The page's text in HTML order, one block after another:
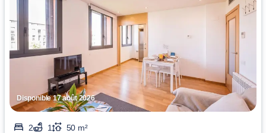
Disponible 17 août 2026
2 1
50 m²